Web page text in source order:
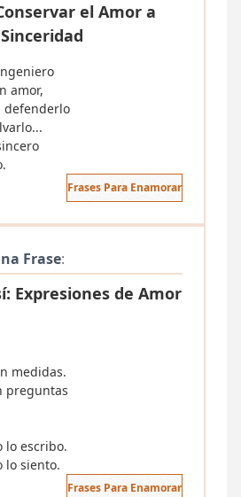
el Amor a
amor,
defenderlo
Frases Para Enamorar
Frase:
Expresiones de Amor
medidas.
preguntas
lo escribo.
lo siento.
Frases Para Enamorar